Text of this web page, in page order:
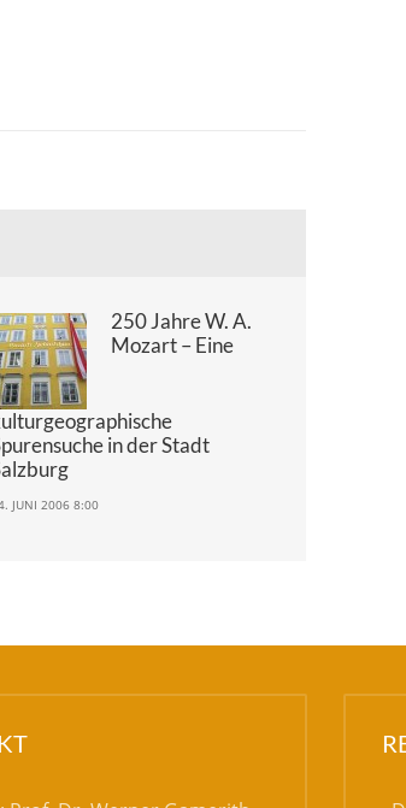
250 Jahre W. A.
Mozart – Eine
in der Stadt
JUNI 2006 8:00